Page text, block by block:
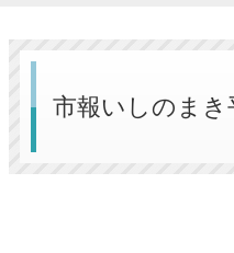
市報いしのまき